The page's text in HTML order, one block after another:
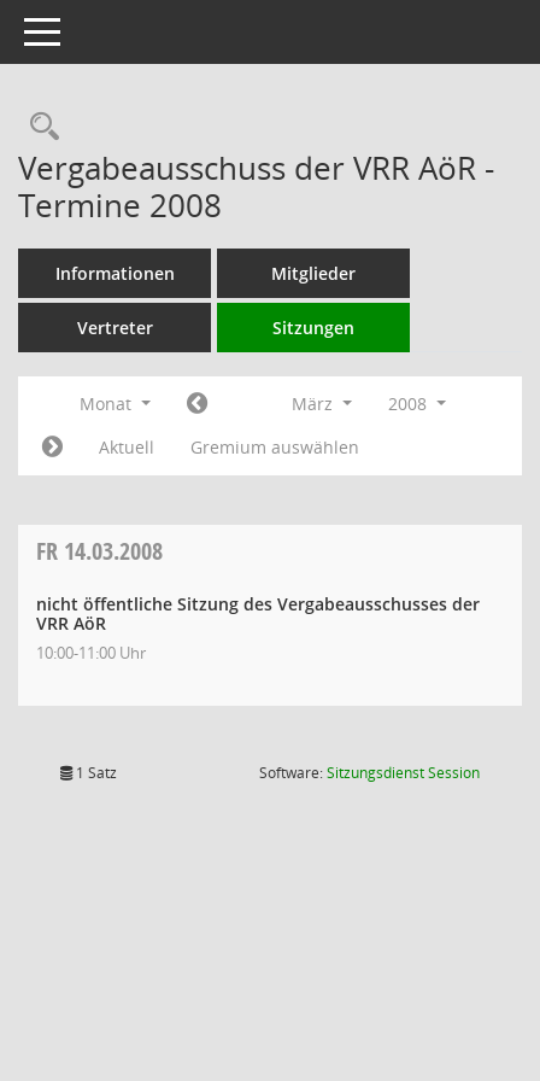
Toggle navigation
Rechercheauswahl
Vergabeausschuss der VRR AöR -
Termine 2008
Informationen Mitglieder
Vertreter Sitzungen
Monat März
2008
Aktuell
Gremium auswählen
FR 14.03.2008
nicht öffentliche Sitzung des Vergabeausschusses der
VRR AöR
10:00-11:00 Uhr
1 Satz Software:SitzungsdienstSession(Wird in